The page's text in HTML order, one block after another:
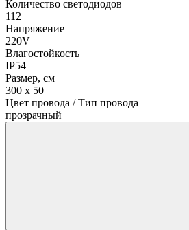
Количество светодиодов
112
Напряжение
220V
Влагостойкость
IP54
Размер, см
300 х 50
Цвет провода / Тип провода
прозрачный